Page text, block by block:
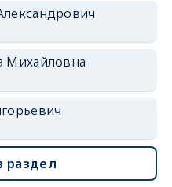
Михайловна
раздел